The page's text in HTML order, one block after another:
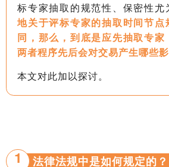
标专家抽取的规范性、保密性尤
地关于评标专家的抽取时间节点
同，那么，到底是应先抽取专家
两者程序先后会对交易产生哪些
本文对此加以探讨。
1 法律法规中是如何规定的？